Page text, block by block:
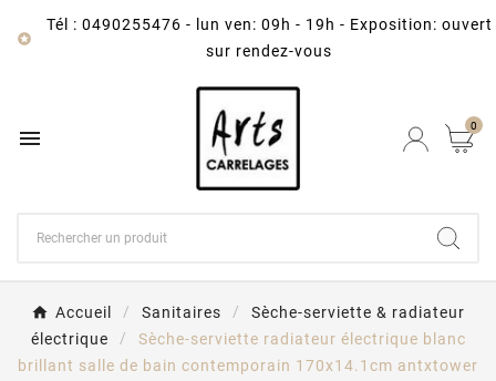

Tél : 0490255476 -
lun ven: 09h - 19h - Exposition: ouvert
sur rendez-vous
 0
Accueil Sanitaires
Sèche-serviette & radiateur
électrique
Sèche-serviette radiateur électrique blanc
brillant salle de bain contemporain 170x14.1cm antxtower